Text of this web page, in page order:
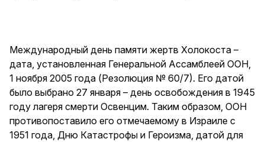
Международный день памяти жертв Холокоста –
дата, установленная Генеральной Ассамблеей ООН,
1 ноября 2005 года (Резолюция № 60/7). Его датой
было выбрано 27 января – день освобождения в 1945
году лагеря смерти Освенцим. Таким образом, ООН
противопоставило его отмечаемому в Израиле с
1951 года, Дню Катастрофы и Героизма, датой для